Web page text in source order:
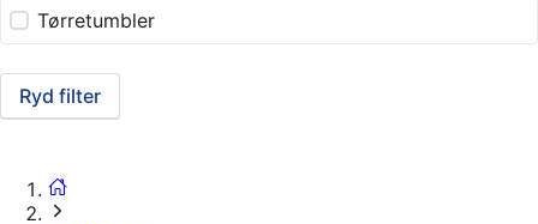
Tørretumbler
Ryd filter